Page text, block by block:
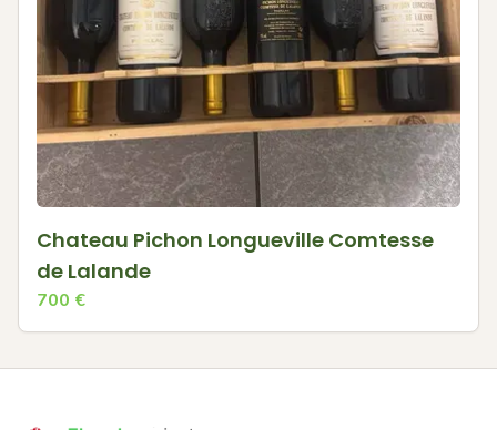
Chateau Pichon Longueville Comtesse
de Lalande
700 €